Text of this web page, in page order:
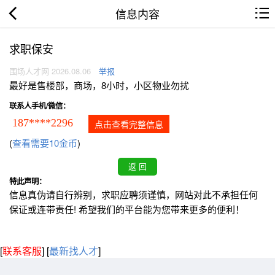
信息内容
求职保安
围场人才网 2026.08.06 举报
最好是售楼部，商场，8小时，小区物业勿扰
联系人手机/微信：
187****2296 点击查看完整信息
(查看需要10金币)
特此声明：
信息真伪请自行辨别，求职应聘须谨慎，网站对此不承担任何
保证或连带责任! 希望我们的平台能为您带来更多的便利！
[联系客服] [最新找人才]